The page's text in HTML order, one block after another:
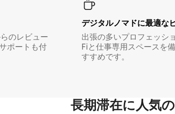
のレビュー
ポートも付
デジタルノマド⁠に最⁠適⁠な
出張の多いプロフェッシ
Fiと仕事専用スペースを
すすめです。
長期滞在に人気